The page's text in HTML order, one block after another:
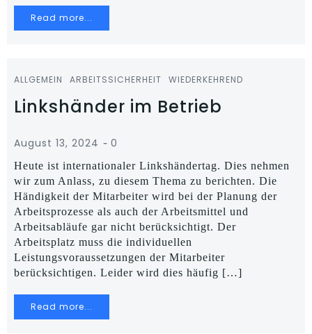
Read more...
ALLGEMEIN ARBEITSSICHERHEIT WIEDERKEHREND
Linkshänder im Betrieb
August 13, 2024 - 0
Heute ist internationaler Linkshändertag. Dies nehmen
wir zum Anlass, zu diesem Thema zu berichten. Die
Händigkeit der Mitarbeiter wird bei der Planung der
Arbeitsprozesse als auch der Arbeitsmittel und
Arbeitsabläufe gar nicht berücksichtigt. Der
Arbeitsplatz muss die individuellen
Leistungsvoraussetzungen der Mitarbeiter
berücksichtigen. Leider wird dies häufig […]
Read more...